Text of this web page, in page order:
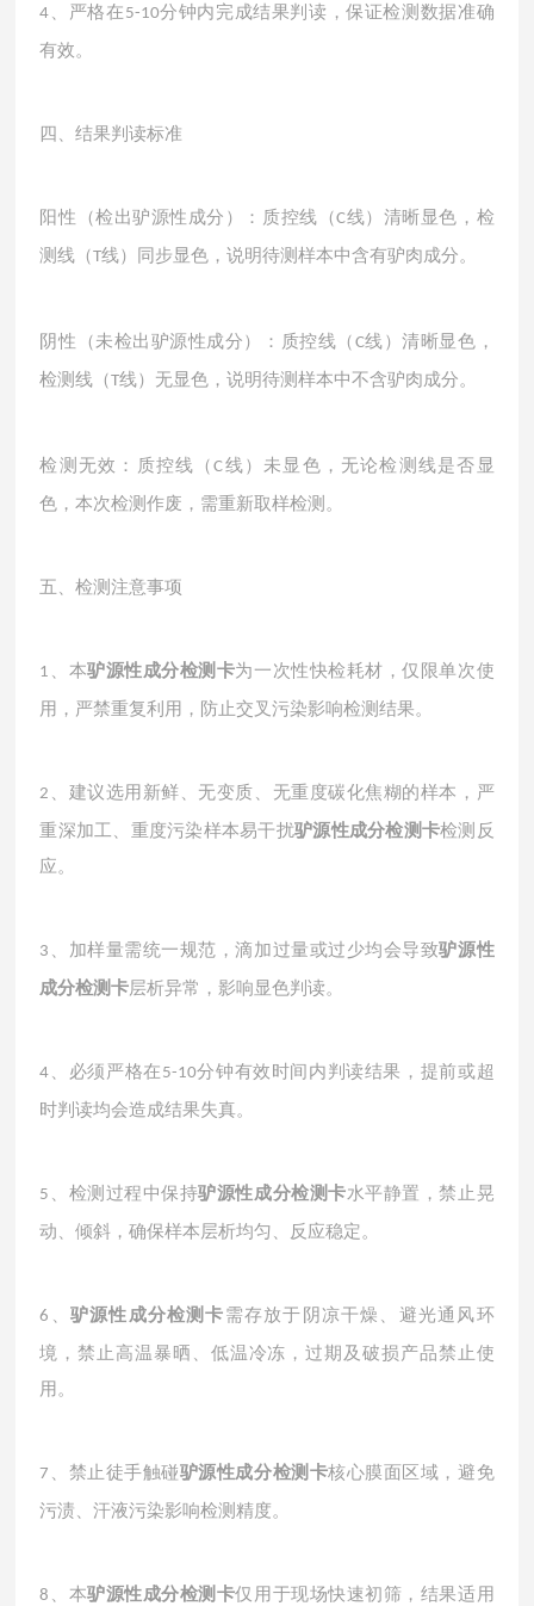
4 、严格在 5-10分钟内完成结果判读，保证检测数据准确
有效。
四、结果判读标准
阳性（检出驴源性成分）：质控线（C线）清晰显色，检
测线（T线）同步显色，说明待测样本中含有驴肉成分。
阴性（未检出驴源性成分）：质控线（ C线）清晰显色，
检测线（T线）无显色，说明待测样本中不含驴肉成分。
检测无效：质控线（C线）未显色，无论检测线是否显
色，本次检测作废，需重新取样检测。
五、检测注意事项
1 、本驴源性成分检测卡为一次性快检耗材，仅限单次使
用，严禁重复利用，防止交叉污染影响检测结果。
2
、建议选用新鲜、无变质、无重度碳化焦糊的样本，严
重深加工、重度污染样本易干扰驴源性成分检测卡检测反
应。
3 、加样量需统一规范，滴加过量或过少均会导致驴源性
成分检测卡层析异常，影响显色判读。
4 、必须严格在 5-10分钟有效时间内判读结果，提前或超
时判读均会造成结果失真。
5 、检测过程中保持驴源性成分检测卡水平静置，禁止晃
动、倾斜，确保样本层析均匀、反应稳定。
6 驴源性成分检测卡需存放于阴凉干燥、避光通风环
境，禁止高温暴晒、低温冷冻，过期及破损产品禁止使
用。
7 、禁止徒手触碰驴源性成分检测卡核心膜面区域，避免
污渍、汗液污染影响检测精度。
8 、本驴源性成分检测卡仅用于现场快速初筛，结果适用